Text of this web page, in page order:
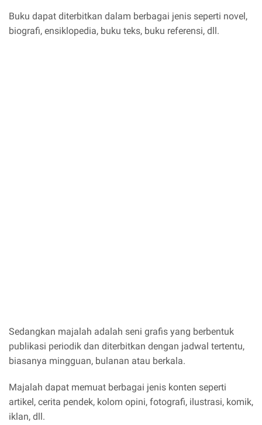
Buku dapat diterbitkan dalam berbagai jenis seperti novel,
biografi, ensiklopedia, buku teks, buku referensi, dll.
Sedangkan majalah adalah seni grafis yang berbentuk
publikasi periodik dan diterbitkan dengan jadwal tertentu,
biasanya mingguan, bulanan atau berkala.
Majalah dapat memuat berbagai jenis konten seperti
artikel, cerita pendek, kolom opini, fotografi, ilustrasi, komik,
iklan, dll.